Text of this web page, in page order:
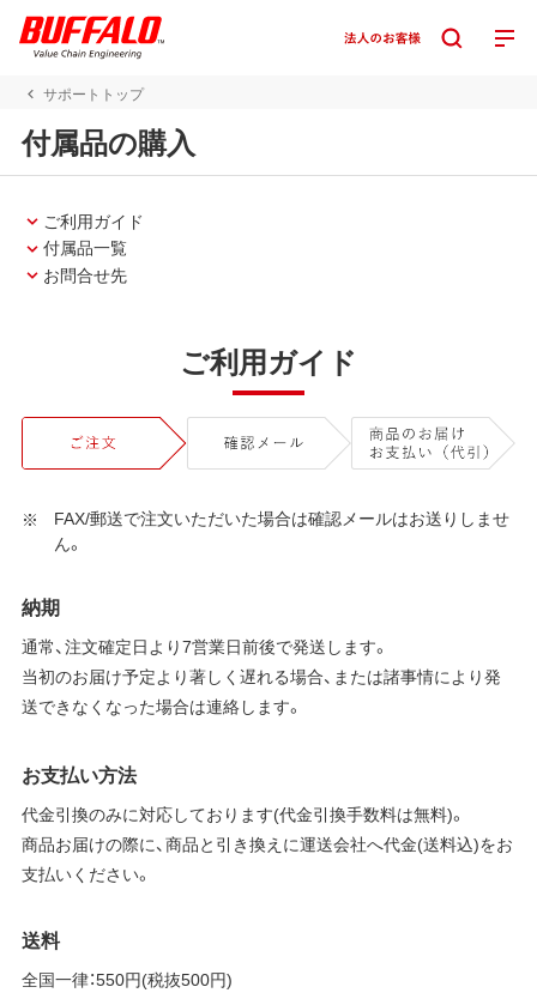
サポートトップ
付属品の購入
ご利用ガイド
付属品一覧
お問合せ先
ご利用ガイド
FAX/郵送で注文いただいた場合は確認メールはお送りしませ
ん。
納期
通常、注文確定日より7営業日前後で発送します。
当初のお届け予定より著しく遅れる場合、または諸事情により発
送できなくなった場合は連絡します。
お支払い方法
代金引換のみに対応しております(代金引換手数料は無料)。
商品お届けの際に、商品と引き換えに運送会社へ代金(送料込)をお
支払いください。
送料
全国一律：550円(税抜500円)